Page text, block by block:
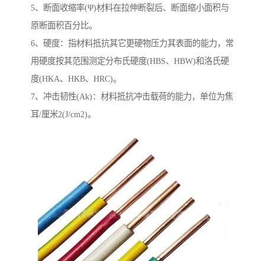
5、断面收缩率(Ψ)材料在拉伸断裂后、断面缩小面积与
原断面积百分比。
6、硬度：指材料抵抗其它更硬物压力其表面的能力，常
用硬度按其范围测定分布氏硬度(HBS、HBW)和洛氏硬
度(HKA、HKB、HRC)。
7、冲击韧性(Ak)：材料抵抗冲击载荷的能力，单位为焦
耳/厘米2(J/cm2)。